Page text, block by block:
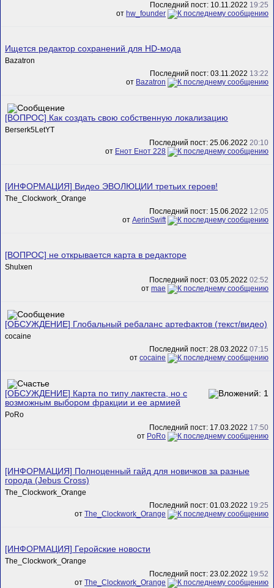
Последний пост: 10.11.2022 19:25
от hw_founder
Ищется редактор сохранений для HD-мода
Bazatron
Последний пост: 03.11.2022 13:22
от Bazatron
[ВОПРОС] Как создать свою собственную локализацию
Berserk5LetYT
Последний пост: 25.06.2022 20:10
от Енот Енот 228
[ИНФОРМАЦИЯ] Видео ЭВОЛЮЦИИ третьих героев!
The_Clockwork_Orange
Последний пост: 15.06.2022 12:05
от AerinSwift
[ВОПРОС] не открывается карта в редакторе
Shulxen
Последний пост: 03.05.2022 02:52
от mae
[ОБСУЖДЕНИЕ] Глобальный ребаланс артефактов (текст/видео)
cocaine
Последний пост: 28.03.2022 07:15
от cocaine
[ОБСУЖДЕНИЕ] Карта по типу лактеста, но с
возможным выбором фракции и ее армией
PoRo
Последний пост: 17.03.2022 17:50
от PoRo
[ИНФОРМАЦИЯ] Полноценный гайд для новичков за разные
города (Jebus Cross)
The_Clockwork_Orange
Последний пост: 01.03.2022 19:25
от The_Clockwork_Orange
[ИНФОРМАЦИЯ] Геройские новости
The_Clockwork_Orange
Последний пост: 23.02.2022 19:52
от The_Clockwork_Orange